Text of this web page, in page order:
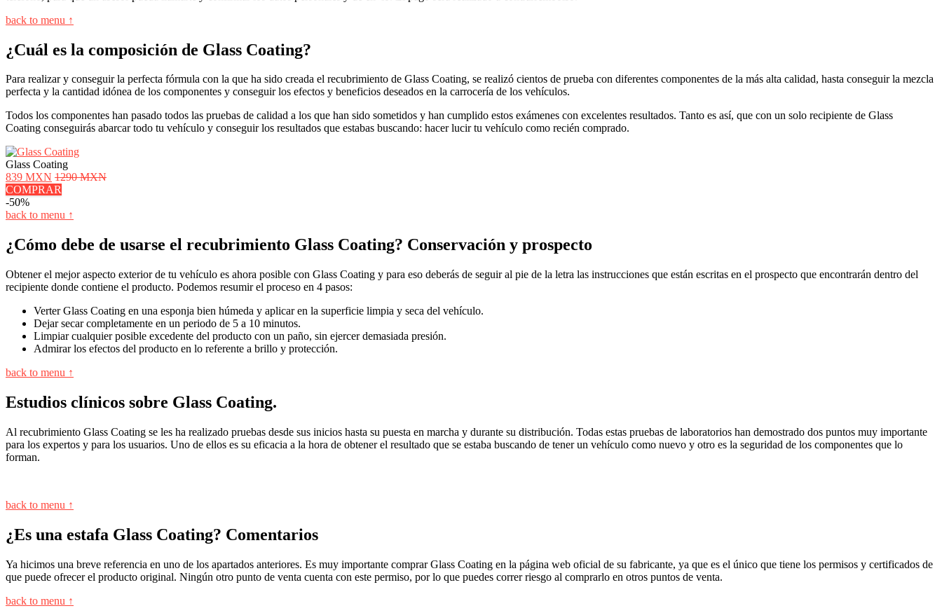
back to menu ↑
¿Cuál es la composición de Glass Coating?
Para realizar y conseguir la perfecta fórmula con la que ha sido creada el recubrimiento de Glass Coating, se realizó cientos de prueba con diferentes componentes de la más alta calidad, hasta conseguir la mezcla
perfecta y la cantidad idónea de los componentes y conseguir los efectos y beneficios deseados en la carrocería de los vehículos.
Todos los componentes han pasado todos las pruebas de calidad a los que han sido sometidos y han cumplido estos exámenes con excelentes resultados. Tanto es así, que con un solo recipiente de Glass
Coating conseguirás abarcar todo tu vehículo y conseguir los resultados que estabas buscando: hacer lucir tu vehículo como recién comprado.
Glass Coating
839 MXN 1290 MXN
COMPRAR
-50%
back to menu ↑
¿Cómo debe de usarse el recubrimiento Glass Coating? Conservación y prospecto
Obtener el mejor aspecto exterior de tu vehículo es ahora posible con Glass Coating y para eso deberás de seguir al pie de la letra las instrucciones que están escritas en el prospecto que encontrarán dentro del
recipiente donde contiene el producto. Podemos resumir el proceso en 4 pasos:
Verter Glass Coating en una esponja bien húmeda y aplicar en la superficie limpia y seca del vehículo.
Dejar secar completamente en un periodo de 5 a 10 minutos.
Limpiar cualquier posible excedente del producto con un paño, sin ejercer demasiada presión.
Admirar los efectos del producto en lo referente a brillo y protección.
back to menu ↑
Estudios clínicos sobre Glass Coating.
Al recubrimiento Glass Coating se les ha realizado pruebas desde sus inicios hasta su puesta en marcha y durante su distribución. Todas estas pruebas de laboratorios han demostrado dos puntos muy importante
para los expertos y para los usuarios. Uno de ellos es su eficacia a la hora de obtener el resultado que se estaba buscando de tener un vehículo como nuevo y otro es la seguridad de los componentes que lo
forman.
back to menu ↑
¿Es una estafa Glass Coating? Comentarios
Ya hicimos una breve referencia en uno de los apartados anteriores. Es muy importante comprar Glass Coating en la página web oficial de su fabricante, ya que es el único que tiene los permisos y certificados de
que puede ofrecer el producto original. Ningún otro punto de venta cuenta con este permiso, por lo que puedes correr riesgo al comprarlo en otros puntos de venta.
back to menu ↑